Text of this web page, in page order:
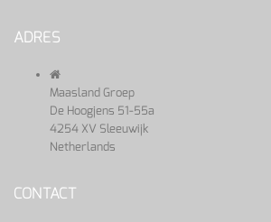
ADRES
Maasland Groep
De Hoogjens 51-55a
4254 XV Sleeuwijk
Netherlands
CONTACT